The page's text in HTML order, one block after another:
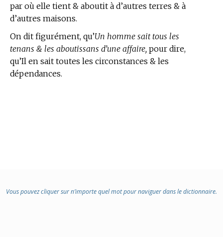
par où elle tient & aboutit à d’autres terres & à
d’autres maisons.
On dit figurément, qu’Un homme sait tous les
tenans & les aboutissans d’une affaire, pour dire,
qu’Il en sait toutes les circonstances & les
dépendances.
Vous pouvez cliquer sur n’importe quel mot pour naviguer dans le dictionnaire.